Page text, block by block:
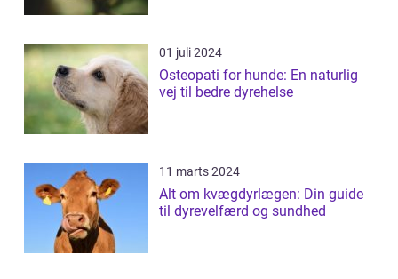
01 juli 2024
Osteopati for hunde: En naturlig
vej til bedre dyrehelse
11 marts 2024
Alt om kvægdyrlægen: Din guide
til dyrevelfærd og sundhed